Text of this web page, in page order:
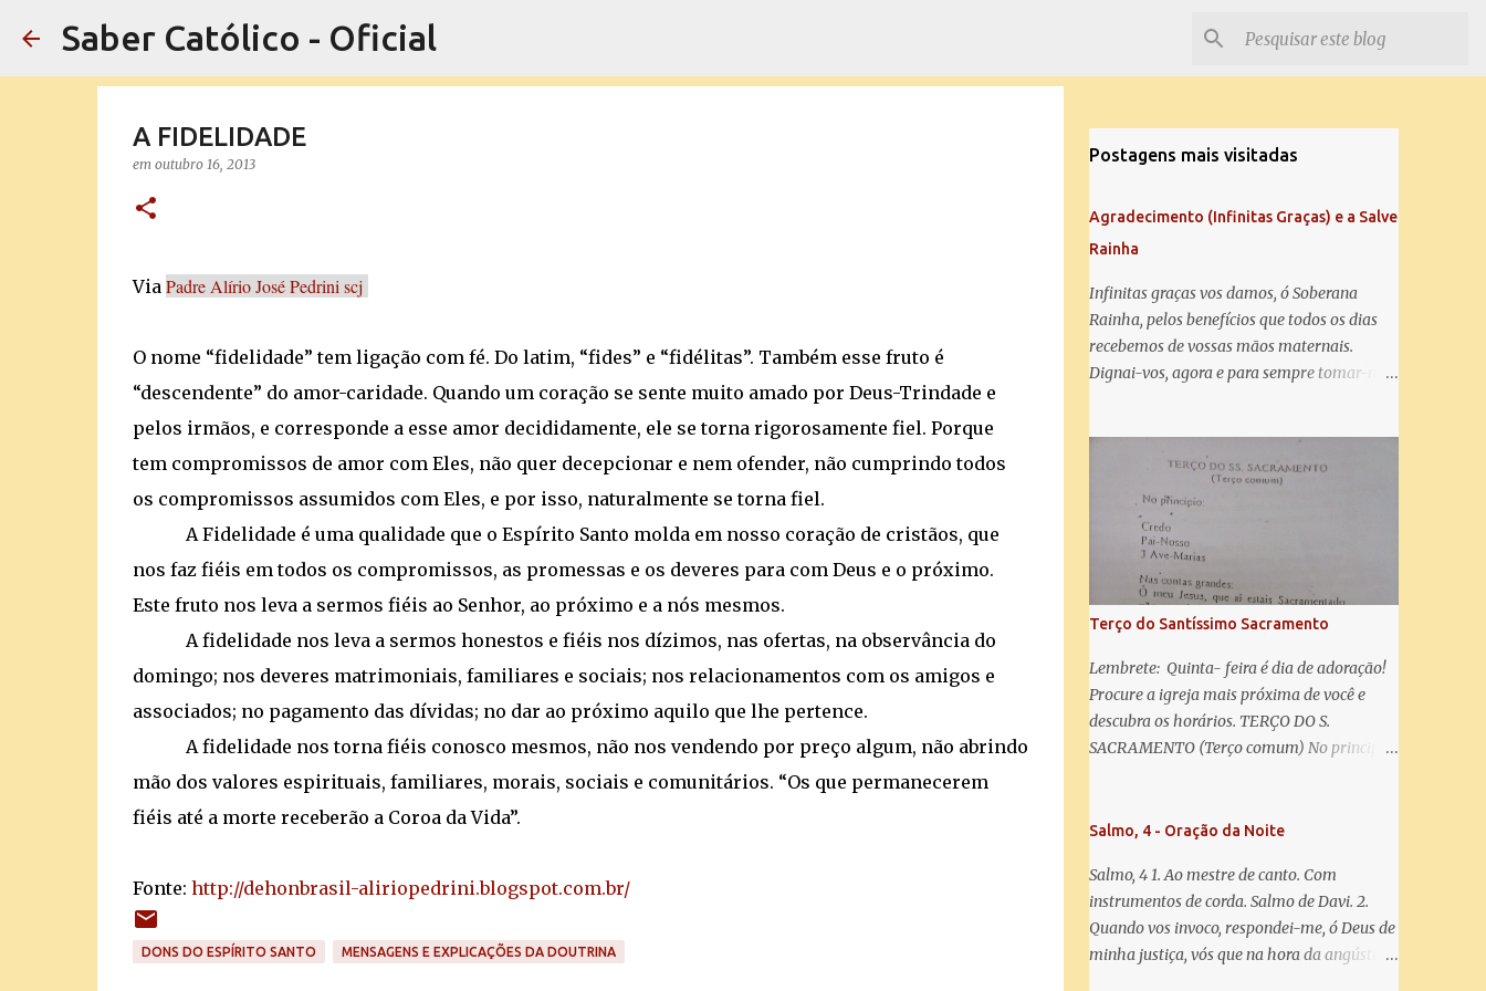
Saber Católico - Oficial
A FIDELIDADE
em outubro 16, 2013
Via Padre Alírio José Pedrini scj
O nome “fidelidade” tem ligação com fé. Do latim, “fides” e “fidélitas”. Também esse fruto é
“descendente” do amor-caridade. Quando um coração se sente muito amado por Deus-Trindade e
pelos irmãos, e corresponde a esse amor decididamente, ele se torna rigorosamente fiel. Porque
tem compromissos de amor com Eles, não quer decepcionar e nem ofender, não cumprindo todos
os compromissos assumidos com Eles, e por isso, naturalmente se torna fiel.
A Fidelidade é uma qualidade que o Espírito Santo molda em nosso coração de cristãos, que
nos faz fiéis em todos os compromissos, as promessas e os deveres para com Deus e o próximo.
Este fruto nos leva a sermos fiéis ao Senhor, ao próximo e a nós mesmos.
A fidelidade nos leva a sermos honestos e fiéis nos dízimos, nas ofertas, na observância do
domingo; nos deveres matrimoniais, familiares e sociais; nos relacionamentos com os amigos e
associados; no pagamento das dívidas; no dar ao próximo aquilo que lhe pertence.
A fidelidade nos torna fiéis conosco mesmos, não nos vendendo por preço algum, não abrindo
mão dos valores espirituais, familiares, morais, sociais e comunitários. “Os que permanecerem
fiéis até a morte receberão a Coroa da Vida”.
Fonte: http://dehonbrasil-aliriopedrini.blogspot.com.br/
DONS DO ESPÍRITO SANTO MENSAGENS E EXPLICAÇÕES DA DOUTRINA
Postagens mais visitadas
Agradecimento (Infinitas Graças) e a Salve
Rainha
Infinitas graças vos damos, ó Soberana
Rainha, pelos benefícios que todos os dias
recebemos de vossas mãos maternais.
Dignai-vos, agora e para sempre tomar-nos
Salve Rainha: Salve Rainha , Mãe de
misericórdia, vida, doçura, esperança nossa,
salve! A vós bradamos os degredados filhos
de Eva, a vós suspiramos, gemendo e
chorando neste vale de lágrimas. Eia, pois,
Advogada nossa, estes vossos olhos
misericordiosos a nós volvei, e depois deste
desterro, mostrai-nos Jesus. Bendito é o
fruto do vosso ventre, ó clemente, ó piedosa,
ó doce e sempre Virgem Maria. Rogai por
nós Santa Mãe de Deus. Para que sejamos
dignos das promessas de Cristo. Amém.
Terço do Santíssimo Sacramento
Lembrete: Quinta- feira é dia de adoração!
Procure a igreja mais próxima de você e
descubra os horários. TERÇO DO S.
SACRAMENTO (Terço comum) No principio:
Sacramentado, não permitais que eu viva
coração ao Vosso e o Vosso ao meu, e, nem
sem Vós morra eu! Nas contas pequenas:
Sacramento de Amor! Misericórdia Senhor!
Glória ao Pai: Cristo pão da vida e remédio
Salmo, 4 - Oração da Noite
Salmo, 4 1. Ao mestre de canto. Com
instrumentos de corda. Salmo de Davi. 2.
Quando vos invoco, respondei-me, ó Deus de
minha justiça, vós que na hora da angústia